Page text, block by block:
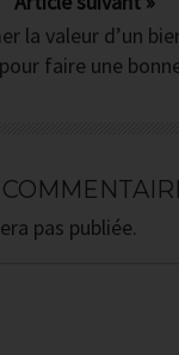
et comment
par la banque
calculer (sans
la valeur d’un
faire une
pas publiée.